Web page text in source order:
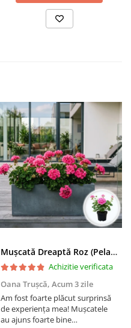
Mușcată Dreaptă Roz (Pelargonium Zonale)
Achizitie verificata
Oana Trușcă, Acum 3 zile
Am fost foarte plăcut surprinsă
de experiența mea! Mușcatele
au ajuns foarte bine